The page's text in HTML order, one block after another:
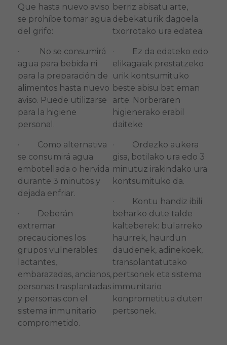
Que hasta nuevo aviso
se prohíbe tomar agua
del grifo:
· No se consumirá
agua para bebida ni
para la preparación de
alimentos hasta nuevo
aviso. Puede utilizarse
para la higiene
personal.
· Como alternativa
se consumirá agua
embotellada o hervida
durante 3 minutos y
dejada enfriar.
· Deberán
extremar
precauciones los
grupos vulnerables:
lactantes,
embarazadas, ancianos,
personas trasplantadas
y personas con el
sistema inmunitario
comprometido.
berriz abisatu arte,
debekaturik dagoela
txorrotako ura edatea:
· Ez da edateko edo
elikagaiak prestatzeko
urik kontsumituko
beste abisu bat eman
arte. Norberaren
higienerako erabil
daiteke
· Ordezko aukera
gisa, botilako ura edo 3
minutuz irakindako ura
kontsumituko da.
· Kontu handiz ibili
beharko dute talde
kalteberek: bularreko
haurrek, haurdun
daudenek, adinekoek,
transplantatutako
pertsonek eta sistema
immunitario
konprometitua duten
pertsonek.